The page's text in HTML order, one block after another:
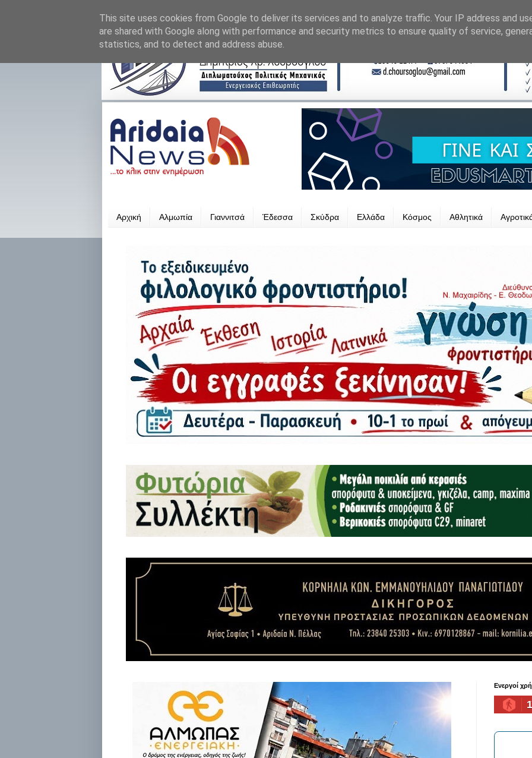
Αρχική Αλμωπία Γιαννιτσά Έδεσσα Σκύδρα Ελλάδα Κόσμος Αθλητικά
Ενεργοί
This site uses cookies from Google to deliver its services and to analyze traffic. Your IP address and
are shared with Google along with performance and security metrics to ensure quality of service,
statistics, and to detect and address abuse.